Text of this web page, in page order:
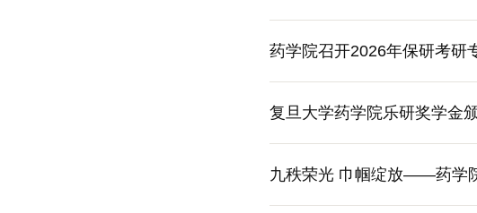
药学院召开2026年保研考研
复旦大学药学院乐研奖学金
九秩荣光 巾帼绽放